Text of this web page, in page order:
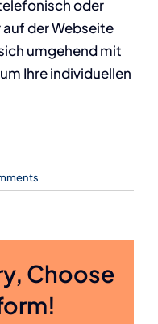
oder
der Webseite
umgehend mit
Ihre individuellen
Choose